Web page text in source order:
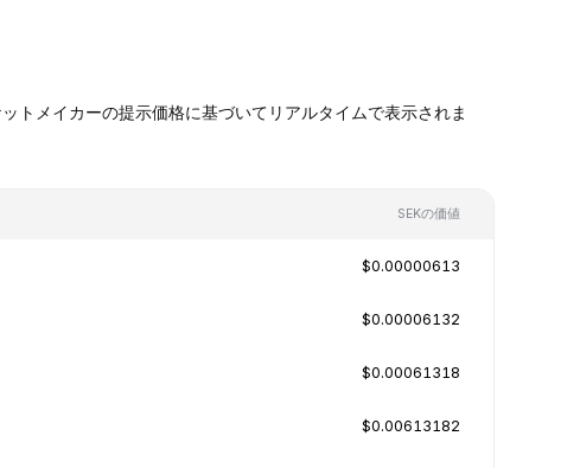
トメイカーの提示価格に基づいてリアルタイムで表示されま
SEKの価値
$0.00000613
$0.00006132
$0.00061318
$0.00613182